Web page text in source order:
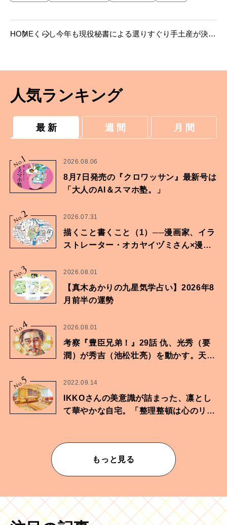
HOME くらし今年も現役秘書による選りすぐり手土産が決
人気ランキング
最 新 週 間 月 間
No.
1 2026.08.06
8月7日発売の『クロワッサン』最新号は
「大人のAI＆スマホ塾。」
No.2 2026.07.31
描くこと書くこと（1）──漫画家、イラ
ストレーター・オカヤイヅミさん×漫画
No.3 2026.08.01
【真木あかりの九星気学占い】2026年8
月前半の運勢
No.
4 2026.08.01
考察『豊臣兄弟！』29話 仇、光秀（要
潤）が秀吉（池松壮亮）を動かす。天下
No.5 2022.09.14
IKKOさんの美意識が詰まった、凛とし
て華やかな自宅。「整理整頓は心のリズ
もっと見る